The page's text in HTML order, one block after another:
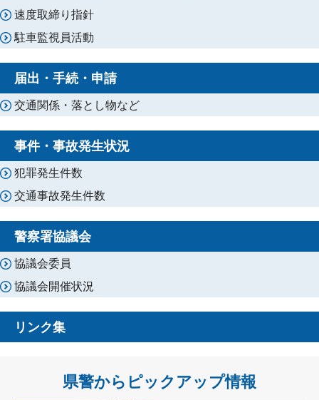
速度取締り指針
駐車監視員活動
届出・手続・申請
交通関係・落とし物など
事件・事故発生状況
犯罪発生件数
交通事故発生件数
警察署協議会
協議会委員
協議会開催状況
リンク集
県警からピックアップ情報